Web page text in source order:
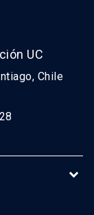
UC
Chile